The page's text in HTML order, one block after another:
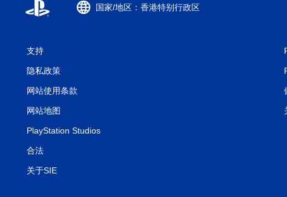
国家/地区：香港特别行政区
支持
隐私政策
网站使用条款
网站地图
PlayStation Studios
合法
关于SIE